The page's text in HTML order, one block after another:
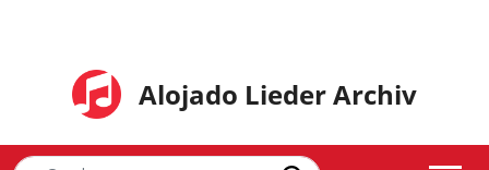
Alojado Lieder Archiv